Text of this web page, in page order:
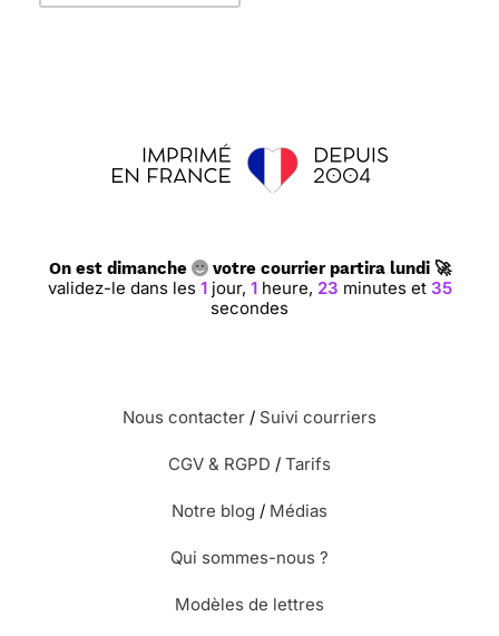
On est dimanche votre courrier partira lundi 🚀
validez-le dans les 1jour, 1heure, 23 minutes et 34
secondes
Nous contacter / Suivi courriers
CGV & RGPD / Tarifs
Notre blog / Médias
Qui sommes-nous ?
Modèles de lettres